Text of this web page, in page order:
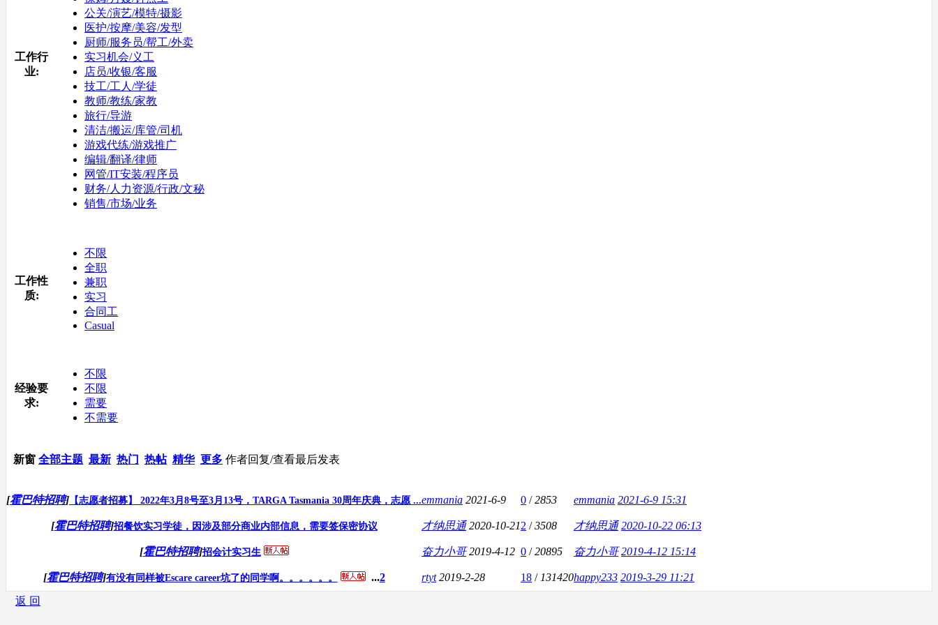
工作行
业:
公关/演艺/模特/摄影
医护/按摩/美容/发型
厨师/服务员/帮工/外卖
实习机会/义工
店员/收银/客服
技工/工人/学徒
教师/教练/家教
旅行/导游
清洁/搬运/库管/司机
游戏代练/游戏推广
编辑/翻译/律师
网管/IT安装/程序员
财务/人力资源/行政/文秘
销售/市场/业务
工作性
质:
不限
全职
兼职
实习
合同工
Casual
经验要
求:
不限
不限
需要
不需要
新窗 全部主题 最新 热门 热帖 精华 更多 作者回复/查看最后发表
[霍巴特招聘] 【志愿者招募】 2022年3月8号至3月13号，TARGA Tasmania 30周年庆典，志愿 ...emmania 2021-6-9 0 /2853 emmania 2021-6-9 15:31
[霍巴特招聘]招餐饮实习学徒，因涉及部分商业内部信息，需要签保密协议 才纳思通 2020-10-212 /3508 才纳思通 2020-10-22 06:13
[霍巴特招聘]招会计实习生 奋力小哥 2019-4-12 0 /20895 奋力小哥 2019-4-12 15:14
[霍巴特招聘]有没有同样被Escare career坑了的同学啊。。。。。。 ...2 rtyt 2019-2-28 18 / 131420happy233 2019-3-29 11:21
返 回